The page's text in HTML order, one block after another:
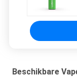
Beschikbare